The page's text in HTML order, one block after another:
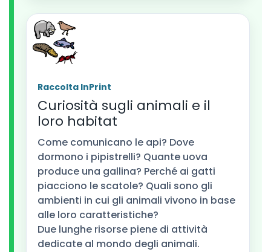
Raccolta InPrint
Curiosità sugli animali e il
loro habitat
Come comunicano le api? Dove
dormono i pipistrelli? Quante uova
produce una gallina? Perché ai gatti
piacciono le scatole? Quali sono gli
ambienti in cui gli animali vivono in base
alle loro caratteristiche?
Due lunghe risorse piene di attività
dedicate al mondo degli animali.